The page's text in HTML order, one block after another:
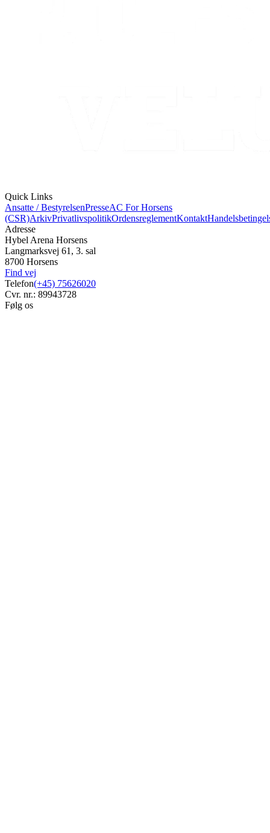
Quick Links
Ansatte / BestyrelsenPresseAC For Horsens
(CSR)ArkivPrivatlivspolitikOrdensreglementKontakt
Adresse
Hybel Arena Horsens
Langmarksvej 61, 3. sal
8700 Horsens
Find vej
Telefon(+45) 75626020
Cvr. nr.: 89943728
Følg os